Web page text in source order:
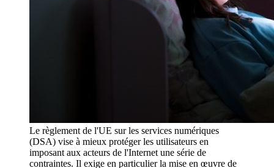
Le règlement de l'UE sur les services numériques
(DSA) vise à mieux protéger les utilisateurs en
imposant aux acteurs de l'Internet une série de
contraintes. Il exige en particulier la mise en œuvre de